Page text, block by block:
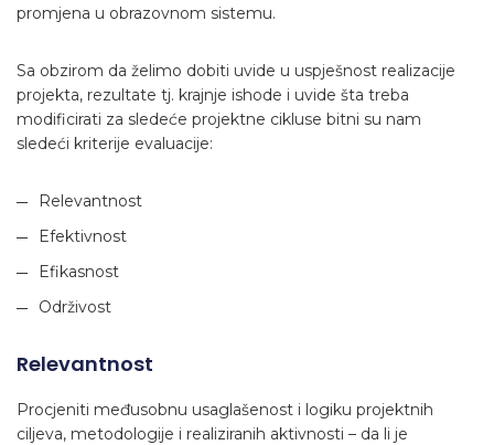
promjena u obrazovnom sistemu.
Sa obzirom da želimo dobiti uvide u uspješnost realizacije
projekta, rezultate tj. krajnje ishode i uvide šta treba
modificirati za sledeće projektne cikluse bitni su nam
sledeći kriterije evaluacije:
Relevantnost
Efektivnost
Efikasnost
Održivost
Relevantnost
Procjeniti međusobnu usaglašenost i logiku projektnih
ciljeva, metodologije i realiziranih aktivnosti – da li je